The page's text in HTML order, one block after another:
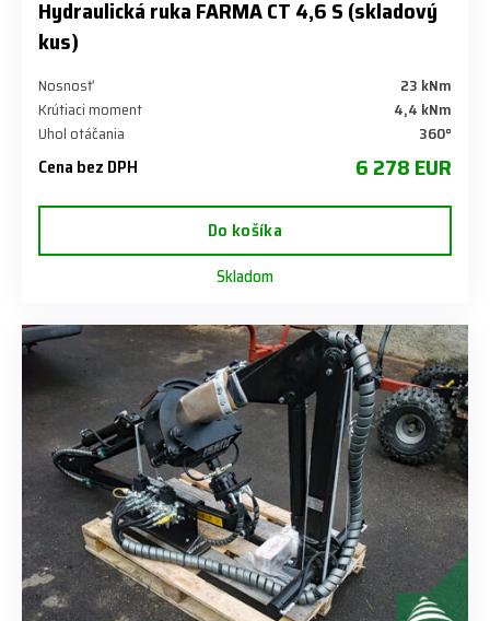
Hydraulická ruka FARMA CT 4,6 S (skladový
kus)
Nosnosť
23 kNm
Krútiaci moment
4,4 kNm
Uhol otáčania
360°
Cena bez DPH 6 278 EUR
Do košíka
Skladom